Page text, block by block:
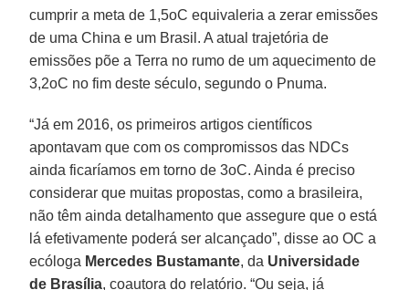
cumprir a meta de 1,5oC equivaleria a zerar emissões
de uma China e um Brasil. A atual trajetória de
emissões põe a Terra no rumo de um aquecimento de
3,2oC no fim deste século, segundo o Pnuma.
“Já em 2016, os primeiros artigos científicos
apontavam que com os compromissos das NDCs
ainda ficaríamos em torno de 3oC. Ainda é preciso
considerar que muitas propostas, como a brasileira,
não têm ainda detalhamento que assegure que o está
lá efetivamente poderá ser alcançado”, disse ao OC a
ecóloga Mercedes Bustamante, da Universidade
de Brasília, coautora do relatório. “Ou seja, já